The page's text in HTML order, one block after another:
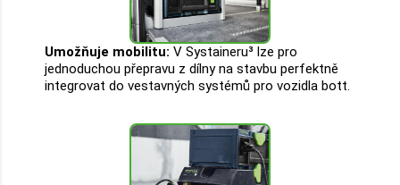
Umožňuje mobilitu: V Systaineru³ lze pro
jednoduchou přepravu z dílny na stavbu perfektně
integrovat do vestavných systémů pro vozidla bott.